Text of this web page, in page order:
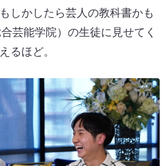
しかしたら芸人の教科書かも
芸能学院）の生徒に見せてく
るほど。